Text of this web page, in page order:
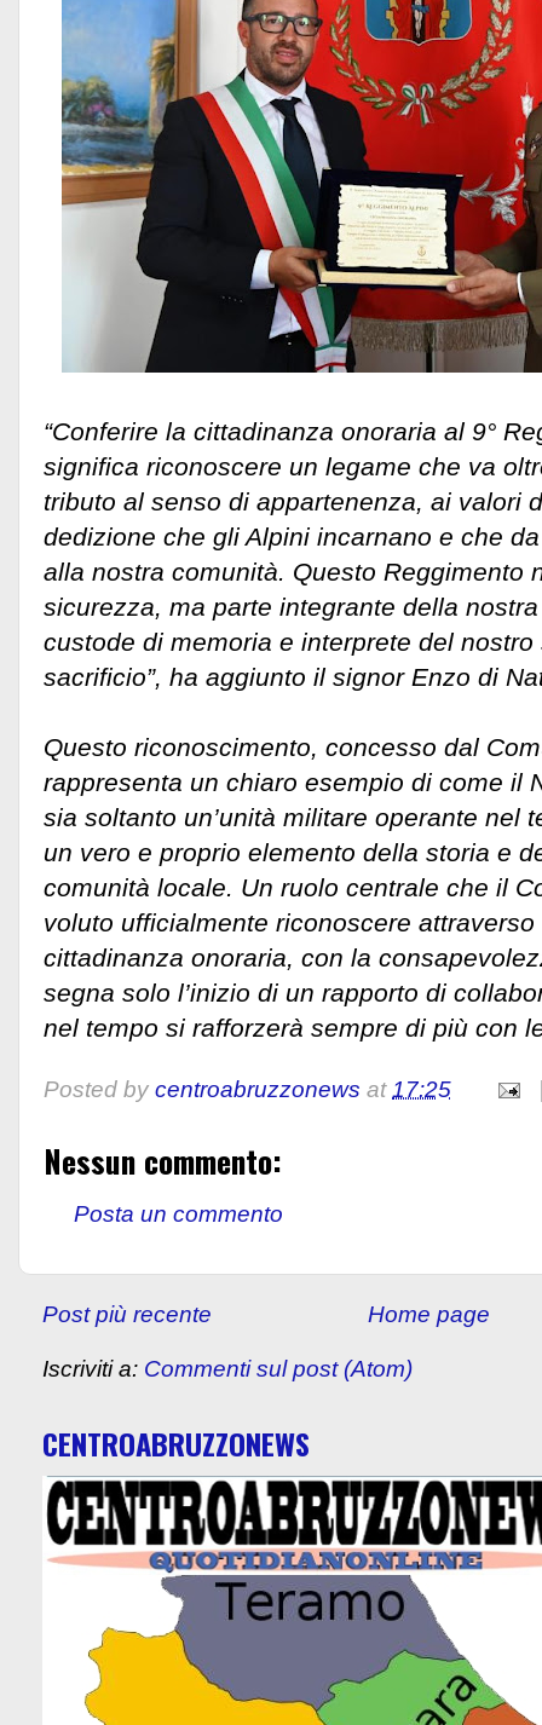
“Conferire la cittadinanza onoraria al 9°
significa riconoscere un legame che va
tributo al senso di appartenenza, ai valori
dedizione che gli Alpini incarnano e che
alla nostra comunità. Questo Reggimento
sicurezza, ma parte integrante della
custode di memoria e interprete del
sacrificio”, ha aggiunto il signor Enzo di
Questo riconoscimento, concesso dal
rappresenta un chiaro esempio di come il
sia soltanto un’unità militare operante nel
un vero e proprio elemento della storia e
comunità locale. Un ruolo centrale che il
voluto ufficialmente riconoscere
cittadinanza onoraria, con la
segna solo l’inizio di un rapporto di
nel tempo si rafforzerà sempre di più con
Posted by centroabruzzonews at17:25
Nessun commento:
Posta un commento
Post più recente Home page
Iscriviti a: Commenti sul post (Atom)
CENTROABRUZZONEWS